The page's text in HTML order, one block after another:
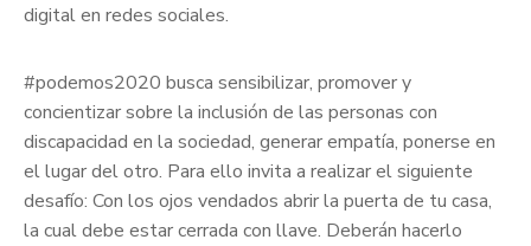
digital en redes sociales.
#podemos2020 busca sensibilizar, promover y
concientizar sobre la inclusión de las personas con
discapacidad en la sociedad, generar empatía, ponerse en
el lugar del otro. Para ello invita a realizar el siguiente
desafío: Con los ojos vendados abrir la puerta de tu casa,
la cual debe estar cerrada con llave. Deberán hacerlo